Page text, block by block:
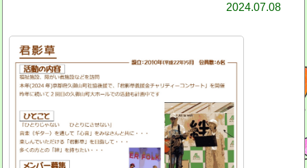
2024.07.08